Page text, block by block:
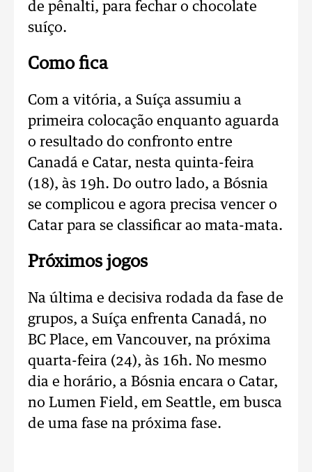
de pênalti, para fechar o chocolate
suíço.
Como fica
Com a vitória, a Suíça assumiu a
primeira colocação enquanto aguarda
o resultado do confronto entre
Canadá e Catar, nesta quinta-feira
(18), às 19h. Do outro lado, a Bósnia
se complicou e agora precisa vencer o
Catar para se classificar ao mata-mata.
Próximos jogos
Na última e decisiva rodada da fase de
grupos, a Suíça enfrenta Canadá, no
BC Place, em Vancouver, na próxima
quarta-feira (24), às 16h. No mesmo
dia e horário, a Bósnia encara o Catar,
no Lumen Field, em Seattle, em busca
de uma fase na próxima fase.